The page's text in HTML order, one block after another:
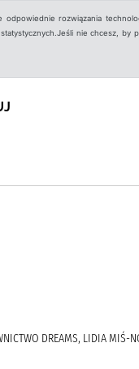
rozwiązania
nie chcesz, by
DREAMS, LIDIA MIŚ-